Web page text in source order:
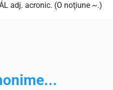
adj. acronic. (O noţiune ~.)